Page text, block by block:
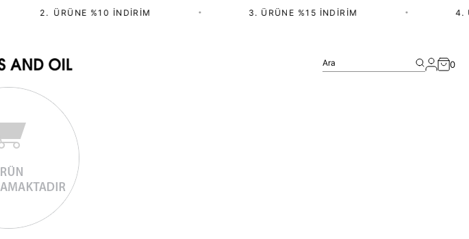
2.⁠ ⁠ÜRÜNE %10 İNDIRIM 3. ÜRÜNE %15 İNDIRIM 4.
Ara 0